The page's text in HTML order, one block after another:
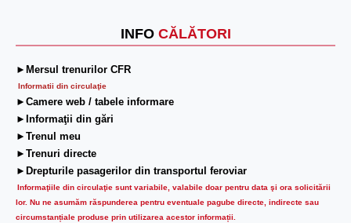
INFO CĂLĂTORI
►Mersul trenurilor CFR
Informatii din circulaţie
►Camere web / tabele informare
►Informaţii din gări
►Trenul meu
►Trenuri directe
►Drepturile pasagerilor din transportul feroviar
Informaţiile din circulaţie sunt variabile, valabile doar pentru data şi ora solicitării
lor. Nu ne asumăm răspunderea pentru eventuale pagube directe, indirecte sau
circumstanțiale produse prin utilizarea acestor informații.